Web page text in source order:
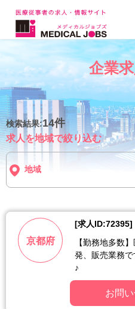
企業
検索結果:14件
求人を地域で絞り込む
京都府
[求人ID:72395]
【勤務地多数
発、販売業務
♪
お問